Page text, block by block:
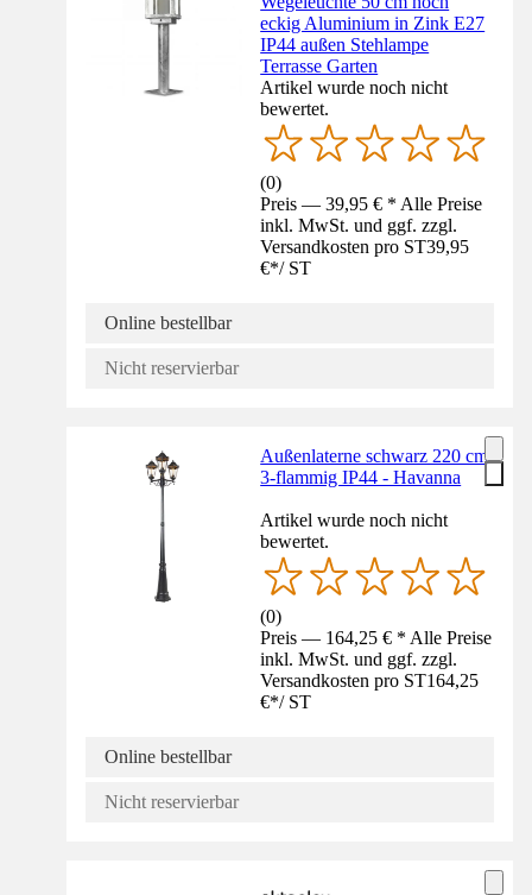
eckig Aluminium in Zink E27
IP44 außen Stehlampe
Terrasse Garten
Artikel wurde noch nicht
bewertet.
(0)
Preis — 39,95 € * Alle Preise
inkl. MwSt. und ggf. zzgl.
Versandkosten pro ST39,95
€*/ ST
Online bestellbar
Nicht reservierbar
Außenlaterne schwarz 220 cm
3-flammig IP44 - Havanna
Artikel wurde noch nicht
bewertet.
(0)
Preis — 164,25 € * Alle Preise
inkl. MwSt. und ggf. zzgl.
Versandkosten pro ST164,25
€*/ ST
Online bestellbar
Nicht reservierbar